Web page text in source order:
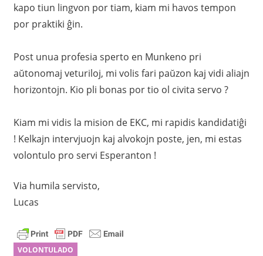
kapo tiun lingvon por tiam, kiam mi havos tempon
por praktiki ĝin.
Post unua profesia sperto en Munkeno pri
aŭtonomaj veturiloj, mi volis fari paŭzon kaj vidi aliajn
horizontojn. Kio pli bonas por tio ol civita servo ?
Kiam mi vidis la mision de EKC, mi rapidis kandidatiĝi
! Kelkajn intervjuojn kaj alvokojn poste, jen, mi estas
volontulo pro servi Esperanton !
Via humila servisto,
Lucas
VOLONTULADO